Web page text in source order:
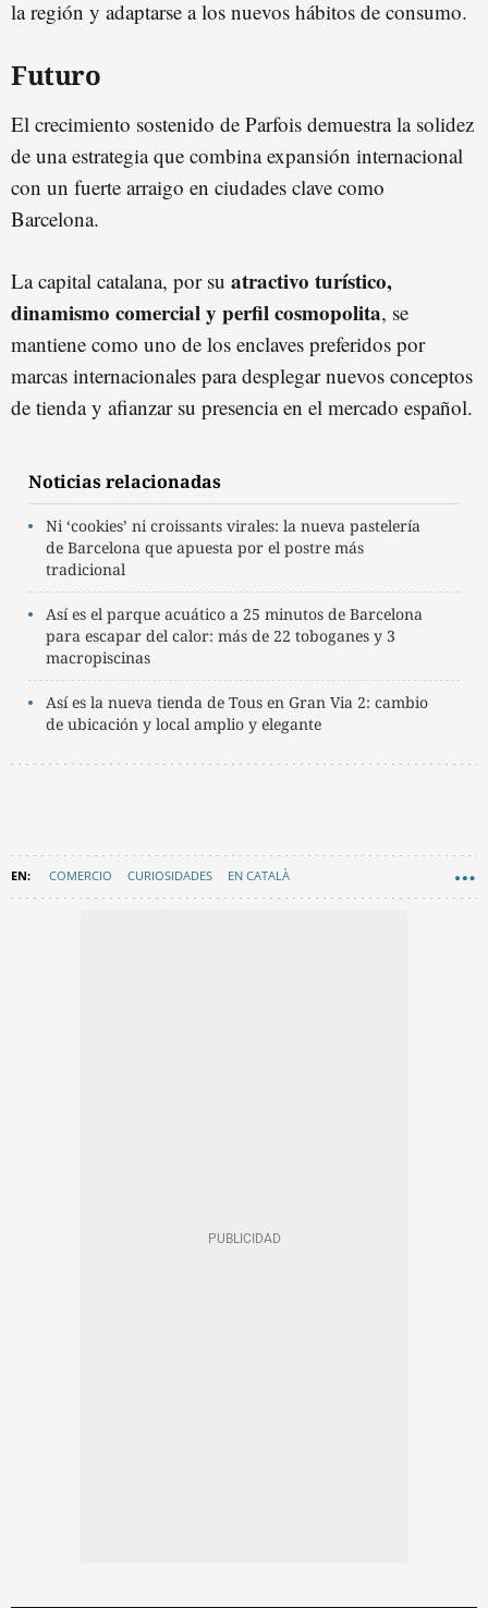
la región y adaptarse a los nuevos hábitos de consumo.
Futuro
El crecimiento sostenido de Parfois demuestra la solidez
de una estrategia que combina expansión internacional
con un fuerte arraigo en ciudades clave como
Barcelona.
La capital catalana, por su atractivo turístico,
dinamismo comercial y perfil cosmopolita, se
mantiene como uno de los enclaves preferidos por
marcas internacionales para desplegar nuevos conceptos
de tienda y afianzar su presencia en el mercado español.
Noticias relacionadas
Ni ‘cookies’ ni croissants virales: la nueva pastelería
de Barcelona que apuesta por el postre más
tradicional
Así es el parque acuático a 25 minutos de Barcelona
para escapar del calor: más de 22 toboganes y 3
macropiscinas
Así es la nueva tienda de Tous en Gran Via 2: cambio
de ubicación y local amplio y elegante
COMERCIO CURIOSIDADES EN CATALÀ